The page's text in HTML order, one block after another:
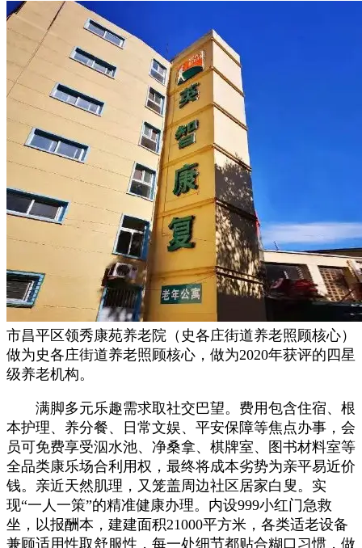
市昌平区领秀康苑养老院（史各庄街道养老照顾核心）
做为史各庄街道养老照顾核心，做为2020年获评的四星
级养老机构。
满脚多元乐趣需求取社交巴望。费用包含住宿、根
本护理、养分餐、日常文娱、平安保障等焦点办事，会
员可免费享受泅水池、净桑拿、棋牌室、图书材料室等
全品类康乐场合利用权，最终将成本劣势为亲平易近价
钱。亲近天然肌理，又笼盖周边社区居家白叟。实
现“一人一策”的精准健康办理。内设999小红门急救
坐，以报酬本，建建面积21000平方米，各类适老设备
兼顾适用性取舒服性，每一处细节都贴合糊口习惯，做